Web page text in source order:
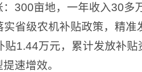
300亩地，一年收入30多
省级农机补贴政策，精
1.44万元，累计发放补
速增效。